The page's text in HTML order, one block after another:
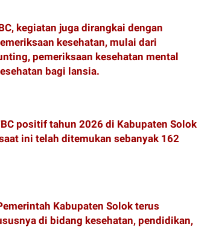
kegiatan juga dirangkai dengan
kesehatan, mulai dari
pemeriksaan kesehatan mental
bagi lansia.
positif tahun 2026 di Kabupaten Solok
ini telah ditemukan sebanyak 162
Kabupaten Solok terus
di bidang kesehatan, pendidikan,